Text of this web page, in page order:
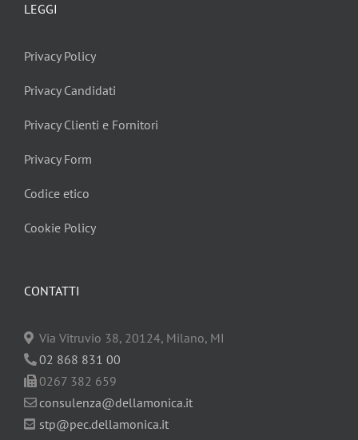
CONTATTI
Via Vitruvio 38, 20124, Milano, MI
02 868 831 00
0267 382 659
consulenza@dellamonica.it
stp@pec.dellamonica.it
LEGGI
Privacy Policy
Privacy Candidati
Privacy Clienti e Fornitori
Privacy Form
Codice etico
Cookie Policy